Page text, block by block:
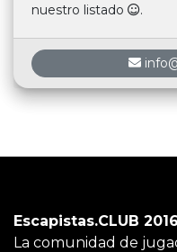
nuestro listado
.
Escapistas.CLUB
La comunidad de